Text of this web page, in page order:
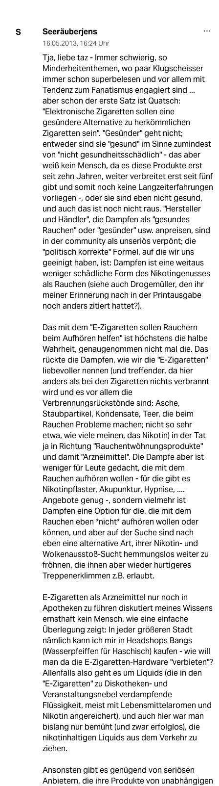
S Seeräuberjens
16.05.2013, 16:24 Uhr
Tja, liebe taz - Immer schwierig, so
Minderheitenthemen, wo paar Klugscheisser
immer schon superbelesen und vor allem mit
Tendenz zum Fanatismus engagiert sind ...
aber schon der erste Satz ist Quatsch:
"Elektronische Zigaretten sollen eine
gesündere Alternative zu herkömmlichen
Zigaretten sein". "Gesünder" geht nicht;
entweder sind sie "gesund" im Sinne zumindest
von "nicht gesundheitsschädlich" - das aber
weiß kein Mensch, da es diese Produkte erst
seit zehn Jahren, weiter verbreitet erst seit fünf
gibt und somit noch keine Langzeiterfahrungen
vorliegen -, oder sie sind eben nicht gesund,
und auch das ist noch nicht raus. "Hersteller
und Händler", die Dampfen als "gesundes
Rauchen" oder "gesünder" usw. anpreisen, sind
in der community als unseriös verpönt; die
"politisch korrekte" Formel, auf die wir uns
geeinigt haben, ist: Dampfen ist eine weitaus
weniger schädliche Form des Nikotingenusses
als Rauchen (siehe auch Drogemüller, den ihr
meiner Erinnerung nach in der Printausgabe
noch anders zitiert hattet?).
Das mit dem "E-Zigaretten sollen Rauchern
beim Aufhören helfen" ist höchstens die halbe
Wahrheit, genaugenommen nicht mal die. Das
rückte die Dampfen, wie wir die "E-Zigaretten"
liebevoller nennen (und treffender, da hier
anders als bei den Zigaretten nichts verbrannt
wird und es vor allem die
Verbrennungsrückstönde sind: Asche,
Staubpartikel, Kondensate, Teer, die beim
Rauchen Probleme machen; nicht so sehr
etwa, wie viele meinen, das Nikotin) in der Tat
ja in Richtung "Rauchentwöhnungsprodukte"
und damit "Arzneimittel". Die Dampfe aber ist
weniger für Leute gedacht, die mit dem
Rauchen aufhören wollen - für die gibt es
Nikotinpflaster, Akupunktur, Hypnise, ....
Angebote genug -, sondern vielmehr ist
Dampfen eine Option für die, die mit dem
Rauchen eben *nicht* aufhören wollen oder
können, und aber auf der Suche sind nach
eben eine alternative Art, ihrer Nikotin- und
Wolkenausstoß-Sucht hemmungslos weiter zu
fröhnen, die ihnen aber wieder hurtigeres
Treppenerklimmen z.B. erlaubt.
E-Zigaretten als Arzneimittel nur noch in
Apotheken zu führen diskutiert meines Wissens
ernsthaft kein Mensch, wie eine einfache
Überlegung zeigt: In jeder größeren Stadt
nämlich kann ich mir in Headshops Bangs
(Wasserpfeiffen für Haschisch) kaufen - wie will
man da die E-Zigaretten-Hardware "verbieten"?
Allenfalls also geht es um Liquids (die in den
"E-Zigaretten" zu Diskotheken- und
Veranstaltungsnebel verdampfende
Flüssigkeit, meist mit Lebensmittelaromen und
Nikotin angereichert), und auch hier war man
bislang nur bemüht (und zwar erfolglos), die
nikotinhaltigen Liquids aus dem Verkehr zu
ziehen.
Ansonsten gibt es genügend von seriösen
Anbietern, die ihre Produkte von unabhängigen